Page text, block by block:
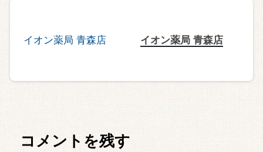
イオン薬局 青森店
コメントを残す